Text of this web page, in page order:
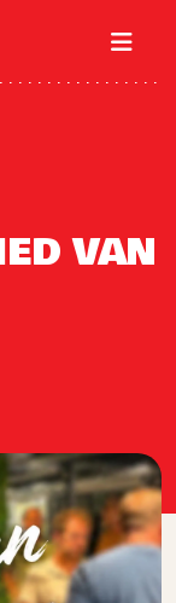
VAN